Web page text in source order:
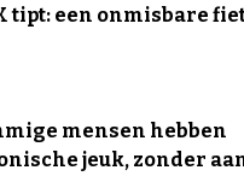
tipt: een onmisbare
mensen hebben
jeuk, zonder